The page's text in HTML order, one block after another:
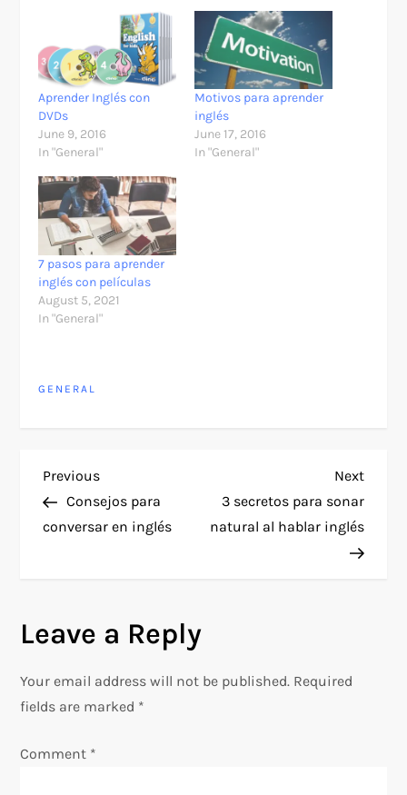
Aprender Inglés con
DVDs
June 9, 2016
In "General"
Motivos para aprender
inglés
June 17, 2016
In "General"
7 pasos para aprender
inglés con películas
August 5, 2021
In "General"
GENERAL
P
o
n
a
Previous
Post
Previous
Consejos para
conversar en inglés
Next
Post
Next
3 secretos para sonar
natural al hablar inglés
Leave a Reply
Your email address will not be published. Required
fields are marked *
Comment *